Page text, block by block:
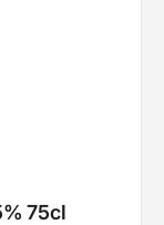
75cl